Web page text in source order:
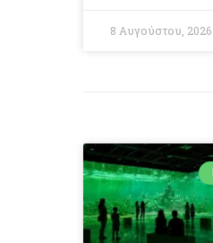
8 Αυγούστου, 2026